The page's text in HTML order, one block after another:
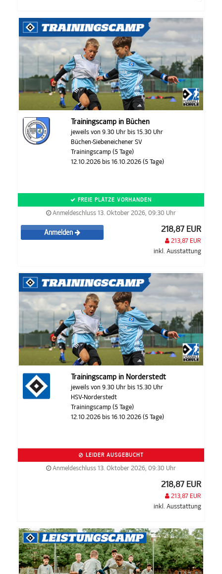
Trainingscamp in Büchen
jeweils von 9.30 Uhr bis 15.30 Uhr
Büchen-Siebeneichener SV
Trainingscamp (5 Tage)
12.10.2026 bis 16.10.2026 (5 Tage)
FREIE PLÄTZE VORHANDEN
Anmeldeschluss 13. Oktober 2026, 09:30 Uhr
Anmelden 218,87 EUR
213,87 EUR
inkl. Ausstattung
Trainingscamp in Norderstedt
jeweils von 9.30 Uhr bis 15.30 Uhr
HSV-Norderstedt
Trainingscamp (5 Tage)
12.10.2026 bis 16.10.2026 (5 Tage)
LEIDER AUSGEBUCHT
Anmeldeschluss 13. Oktober 2026, 09:30 Uhr
218,87 EUR
213,87 EUR
inkl. Ausstattung